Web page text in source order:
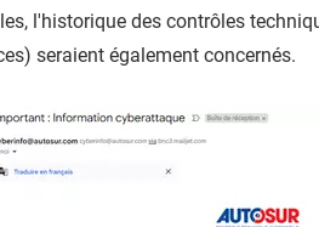
l'historique des contrôles
seraient également concernés.